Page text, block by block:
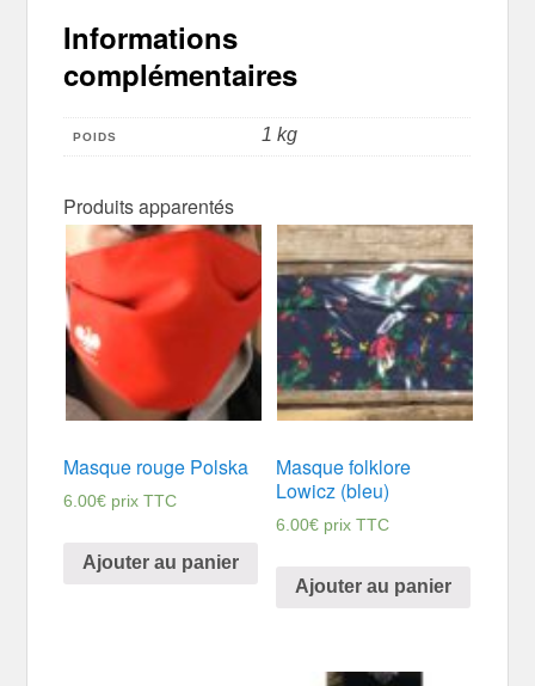
Informations
complémentaires
POIDS 1 kg
Produits apparentés
Masque rouge Polska
6.00€ prix TTC
Ajouter au panier
Masque folklore
Lowicz (bleu)
6.00€ prix TTC
Ajouter au panier